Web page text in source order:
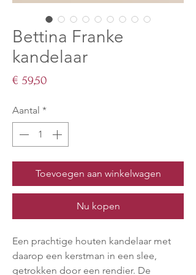
Bettina Franke
kandelaar
€ 59,50
Aantal *
Toevoegen aan winkelwagen
Nu kopen
Een prachtige houten kandelaar met
daarop een kerstman in een slee,
getrokken door een rendier. De